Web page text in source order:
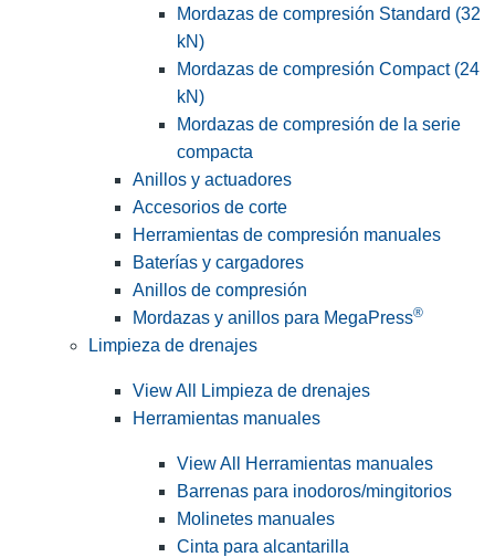
Mordazas de compresión Standard (32
kN)
Mordazas de compresión Compact (24
kN)
Mordazas de compresión de la serie
compacta
Anillos y actuadores
Accesorios de corte
Herramientas de compresión manuales
Baterías y cargadores
Anillos de compresión
Mordazas y anillos para MegaPress®
Limpieza de drenajes
View All Limpieza de drenajes
Herramientas manuales
View All Herramientas manuales
Barrenas para inodoros/mingitorios
Molinetes manuales
Cinta para alcantarilla